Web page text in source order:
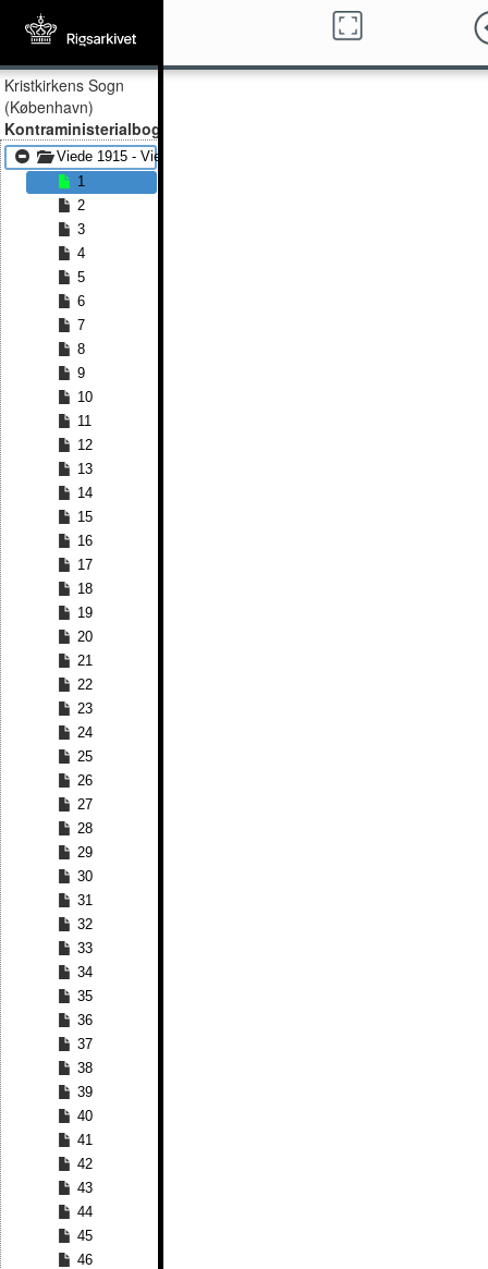
Kristkirkens Sogn
(København)
Kontraministerialbog
Viede 1915 - Viede 1920
1
2
3
4
5
6
7
8
9
10
11
12
13
14
15
16
17
18
19
20
21
22
23
24
25
26
27
28
29
30
31
32
33
34
35
36
37
38
39
40
41
42
43
44
45
46